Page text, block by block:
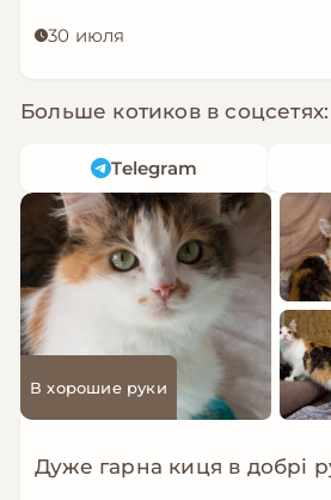
30 июля
Больше котиков в соцсетях:
Telegram
В хорошие руки